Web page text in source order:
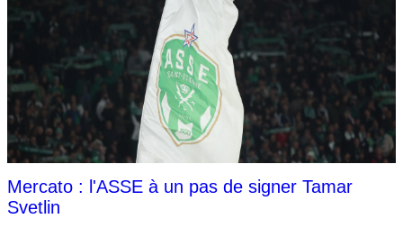
Mercato : l'ASSE à un pas de signer Tamar
Svetlin